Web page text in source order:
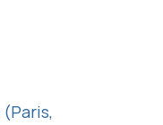
(Paris,